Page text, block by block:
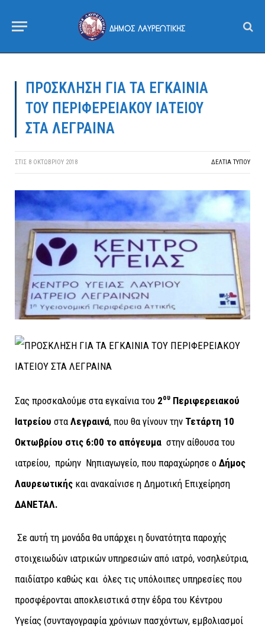
ΠΡΟΣΚΛΗΣΗ ΓΙΑ ΤΑ ΕΓΚΑΙΝΙΑ
ΤΟΥ ΠΕΡΙΦΕΡΕΙΑΚΟΥ ΙΑΤΕΙΟΥ
ΣΤΑ ΛΕΓΡΑΙΝΑ
ΣΤΙΣ 8 ΟΚΤΩΒΡΊΟΥ 2018 ΔΕΛΤΙΑ ΤΥΠΟΥ
Σας προσκαλούμε στα εγκαίνια του 2ου Περιφερειακού
Ιατρείου στα Λεγραινά, που θα γίνουν την Τετάρτη 10
Οκτωβρίου στις 6:00 το απόγευμα στην αίθουσα του
ιατρείου, πρώην Νηπιαγωγείο, που παραχώρησε ο Δήμος
Λαυρεωτικής και ανακαίνισε η Δημοτική Επιχείρηση
ΔΑΝΕΤΑΛ.
Σε αυτή τη μονάδα θα υπάρχει η δυνατότητα παροχής
στοιχειωδών ιατρικών υπηρεσιών από ιατρό, νοσηλεύτρια,
παιδίατρο καθώς και όλες τις υπόλοιπες υπηρεσίες που
προσφέρονται αποκλειστικά στην έδρα του Κέντρου
Υγείας (συνταγογραφία χρόνιων πασχόντων, εμβολιασμοί